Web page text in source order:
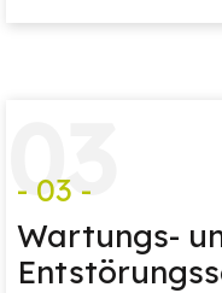
03
- 03 -
Wartungs-